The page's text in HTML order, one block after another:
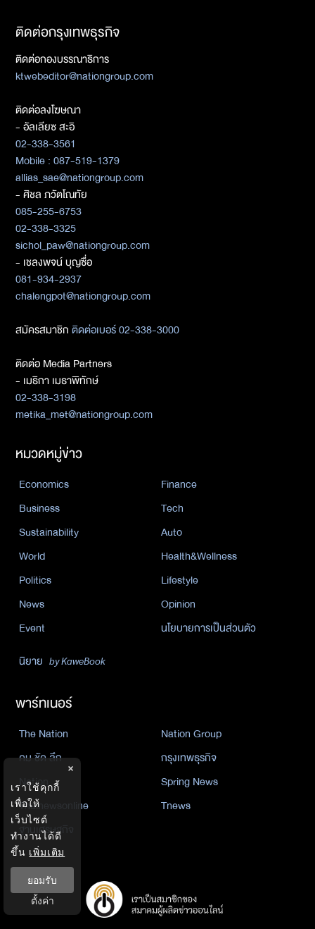
ติดต่อกรุงเทพธุรกิจ
ติดต่อกองบรรณาธิการ
ktwebeditor@nationgroup.com
ติดต่อลงโฆษณา
- อัลเลียซ สะอิ
02-338-3561
Mobile : 087-519-1379
allias_sae@nationgroup.com
- ศิชล ภวัตโณทัย
085-255-6753
02-338-3325
sichol_paw@nationgroup.com
- เชลงพจน์ บุญซื่อ
081-934-2937
chalengpot@nationgroup.com
สมัครสมาชิกติดต่อเบอร์ 02-338-3000
ติดต่อ Media Partners
- เมธิกา เมธาพิทักษ์
02-338-3198
metika_met@nationgroup.com
หมวดหมู่ข่าว
Economics
Finance
Business
Tech
Sustainability
Auto
World
Health&Wellness
Politics
Lifestyle
News
Opinion
Event
นโยบายการเป็นส่วนตัว
นิยาย by KaweBook
พาร์ทเนอร์
The Nation
Nation Group
คม ชัด ลึก
กรุงเทพธุรกิจ
Nation
Spring News
Thainewsonline
Tnews
ฐานเศรษฐกิจ
×
เราใช้คุกกี้
เพื่อให้
เว็บไซต์
ทำงานได้ดี
ขึ้น เพิ่มเติม
ยอมรับ
ตั้งค่า